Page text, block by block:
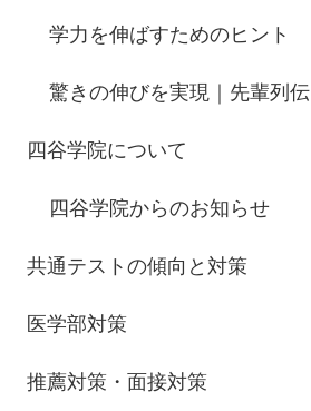
学力を伸ばすためのヒント
驚きの伸びを実現｜先輩列伝
四谷学院について
四谷学院からのお知らせ
共通テストの傾向と対策
医学部対策
推薦対策・面接対策